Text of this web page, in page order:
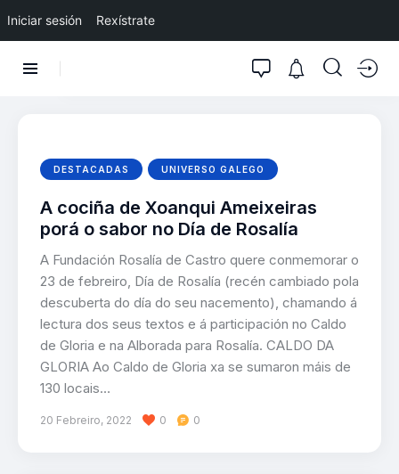
Iniciar sesión Rexístrate
DESTACADAS UNIVERSO GALEGO
A cociña de Xoanqui Ameixeiras
porá o sabor no Día de Rosalía
A Fundación Rosalía de Castro quere conmemorar o
23 de febreiro, Día de Rosalía (recén cambiado pola
descuberta do día do seu nacemento), chamando á
lectura dos seus textos e á participación no Caldo
de Gloria e na Alborada para Rosalía. CALDO DA
GLORIA Ao Caldo de Gloria xa se sumaron máis de
130 locais…
20 Febreiro, 2022 0 0